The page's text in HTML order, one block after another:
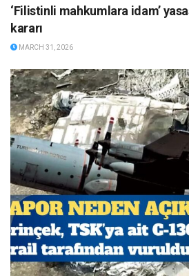
‘Filistinli mahkumlara idam’
kararı
MARCH 31, 2026